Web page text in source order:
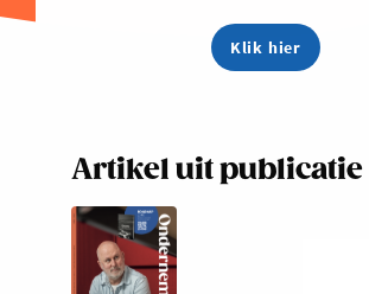
Klik hier
Artikel uit publicatie